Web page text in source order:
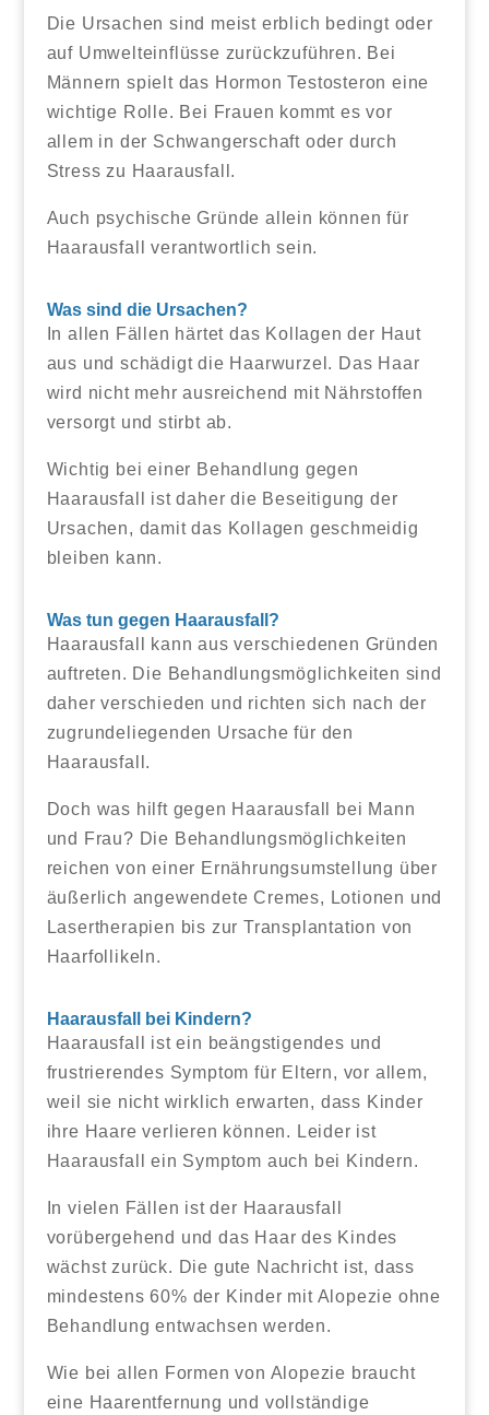
Die Ursachen sind meist erblich bedingt oder
auf Umwelteinflüsse zurückzuführen. Bei
Männern spielt das Hormon Testosteron eine
wichtige Rolle. Bei Frauen kommt es vor
allem in der Schwangerschaft oder durch
Stress zu Haarausfall.
Auch psychische Gründe allein können für
Haarausfall verantwortlich sein.
Was sind die Ursachen?
In allen Fällen härtet das Kollagen der Haut
aus und schädigt die Haarwurzel. Das Haar
wird nicht mehr ausreichend mit Nährstoffen
versorgt und stirbt ab.
Wichtig bei einer Behandlung gegen
Haarausfall ist daher die Beseitigung der
Ursachen, damit das Kollagen geschmeidig
bleiben kann.
Was tun gegen Haarausfall?
Haarausfall kann aus verschiedenen Gründen
auftreten. Die Behandlungsmöglichkeiten sind
daher verschieden und richten sich nach der
zugrundeliegenden Ursache für den
Haarausfall.
Doch was hilft gegen Haarausfall bei Mann
und Frau? Die Behandlungsmöglichkeiten
reichen von einer Ernährungsumstellung über
äußerlich angewendete Cremes, Lotionen und
Lasertherapien bis zur Transplantation von
Haarfollikeln.
Haarausfall bei Kindern?
Haarausfall ist ein beängstigendes und
frustrierendes Symptom für Eltern, vor allem,
weil sie nicht wirklich erwarten, dass Kinder
ihre Haare verlieren können. Leider ist
Haarausfall ein Symptom auch bei Kindern.
In vielen Fällen ist der Haarausfall
vorübergehend und das Haar des Kindes
wächst zurück. Die gute Nachricht ist, dass
mindestens 60% der Kinder mit Alopezie ohne
Behandlung entwachsen werden.
Wie bei allen Formen von Alopezie braucht
eine Haarentfernung und vollständige